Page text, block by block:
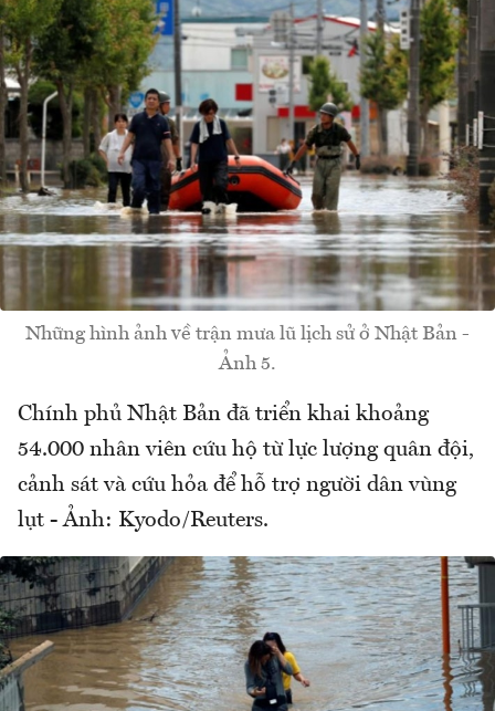
Những hình ảnh về trận mưa lũ lịch sử ở Nhật Bản -
Ảnh 5.
Chính phủ Nhật Bản đã triển khai khoảng
54.000 nhân viên cứu hộ từ lực lượng quân đội,
cảnh sát và cứu hỏa để hỗ trợ người dân vùng
lụt - Ảnh: Kyodo/Reuters.